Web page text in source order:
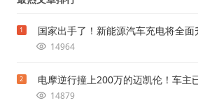
1 国家出手了！新能源汽车充电将全面
14964
2 电摩逆行撞上200万的迈凯伦！车主
14879